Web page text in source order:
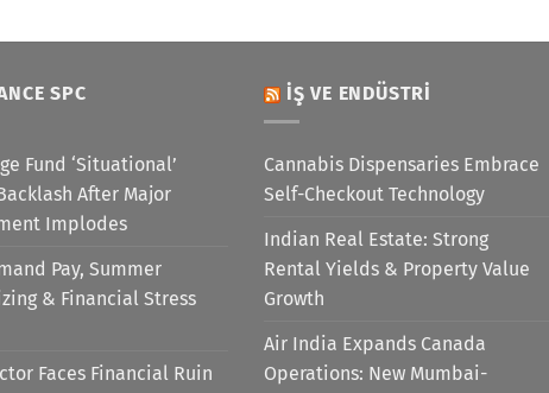
SPC
Fund ‘Situational’
After Major
Implodes
Pay, Summer
& Financial Stress
Faces Financial Ruin
İŞ VE ENDÜSTRI
Cannabis Dispensaries Embrace
Self-Checkout Technology
Indian Real Estate: Strong
Rental Yields & Property Value
Growth
Air India Expands Canada
Operations: New Mumbai-